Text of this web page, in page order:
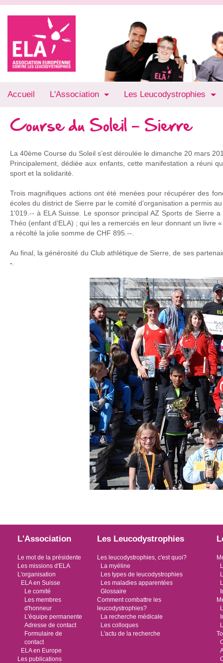
Accueil L'Association Les Leucodystrophies
Course du Soleil - Sierre
La 40ème Course du Soleil s’est déroulée le dimanche 20 mars
Principalement, dédiée aux enfants, cette manifestation a réuni
sport et la solidarité.
Trois magnifiques actions ont été menées pour récupérer des
écoles du district de Sierre par le comité d’organisation a permis
1'019.-- à ELA Suisse. Le sponsor principal AZ Sports de Sierre
Théo (enfant d’ELA) ; qui les a remerciés en leur donnant un livre
a récolté la jolie somme de CHF 895.--.
Au final, la générosité du Club athlétique de Sierre, de ses
-
L'Association
Le mot de la présidente
Les missions d'ELA
L'organisation
ELA en Suisse
Le comité
Les membres
d'honneur
L'équipe permanente
Adresse de contact
Formulaire de
contact
ELA en Europe
Les publications
Les Leucodystrophies
Les leucodystrophies, c'est quoi?
La myéline
Les types de leucodystrophies
Les maladies apparentées
Glossaire
Comment combattre les
leucodystrophies?
La recherche médicale
Les colloques
L'actu de la recherche